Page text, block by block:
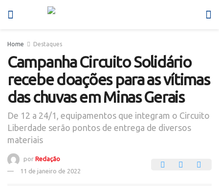
Home Destaques
Campanha Circuito Solidário
recebe doações para as vítimas
das chuvas em Minas Gerais
De 12 a 24/1, equipamentos que integram o Circuito
Liberdade serão pontos de entrega de diversos
materiais
por Redação
11 de janeiro de 2022